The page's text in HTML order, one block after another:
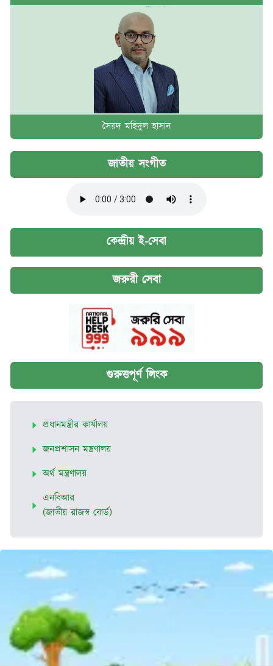
সৈয়দ মহিদুল হাসান
জাতীয় সংগীত
কেন্দ্রীয় ই-সেবা
জরুরী সেবা
গুরুত্তপূর্ণ লিংক
প্রধানমন্ত্রীর কার্যালয়
জনপ্রশাসন মন্ত্রণালয়
অর্থ মন্ত্রণালয়
এনবিআর
(জাতীয় রাজস্ব বোর্ড)